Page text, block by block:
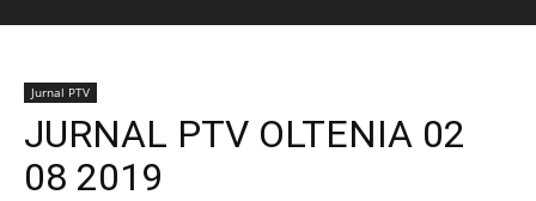
Jurnal PTV
JURNAL PTV OLTENIA 02
08 2019